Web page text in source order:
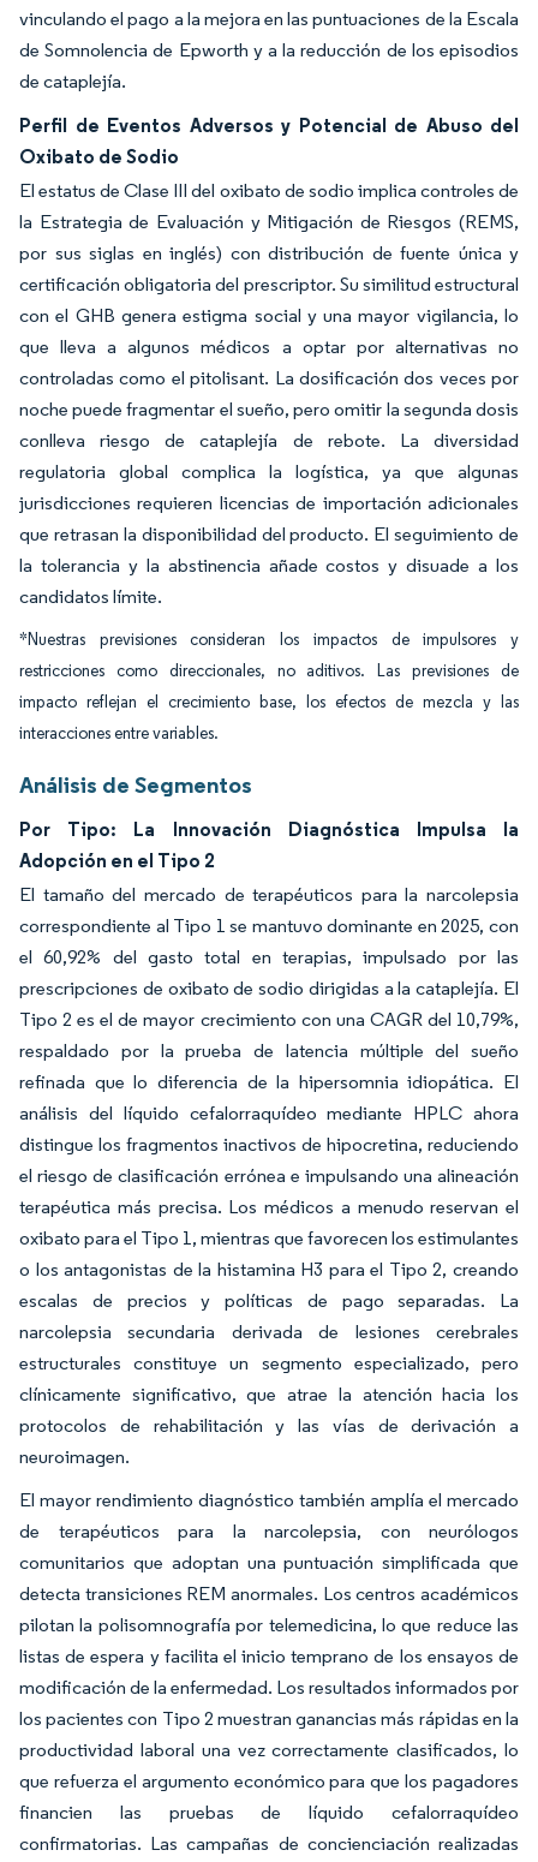
vinculando el pago a la mejora en las puntuaciones de la Escala
de Somnolencia de Epworth y a la reducción de los episodios
de cataplejía.
Perfil de Eventos Adversos y Potencial de Abuso del
Oxibato de Sodio
El estatus de Clase III del oxibato de sodio implica controles de
la Estrategia de Evaluación y Mitigación de Riesgos (REMS,
por sus siglas en inglés) con distribución de fuente única y
certificación obligatoria del prescriptor. Su similitud estructural
con el GHB genera estigma social y una mayor vigilancia, lo
que lleva a algunos médicos a optar por alternativas no
controladas como el pitolisant. La dosificación dos veces por
noche puede fragmentar el sueño, pero omitir la segunda dosis
conlleva riesgo de cataplejía de rebote. La diversidad
regulatoria global complica la logística, ya que algunas
jurisdicciones requieren licencias de importación adicionales
que retrasan la disponibilidad del producto. El seguimiento de
la tolerancia y la abstinencia añade costos y disuade a los
candidatos límite.
*Nuestras previsiones consideran los impactos de impulsores y
restricciones como direccionales, no aditivos. Las previsiones de
impacto reflejan el crecimiento base, los efectos de mezcla y las
interacciones entre variables.
Análisis de Segmentos
Por Tipo: La Innovación Diagnóstica Impulsa la
Adopción en el Tipo 2
El tamaño del mercado de terapéuticos para la narcolepsia
correspondiente al Tipo 1 se mantuvo dominante en 2025, con
el 60,92% del gasto total en terapias, impulsado por las
prescripciones de oxibato de sodio dirigidas a la cataplejía. El
Tipo 2 es el de mayor crecimiento con una CAGR del 10,79%,
respaldado por la prueba de latencia múltiple del sueño
refinada que lo diferencia de la hipersomnia idiopática. El
análisis del líquido cefalorraquídeo mediante HPLC ahora
distingue los fragmentos inactivos de hipocretina, reduciendo
el riesgo de clasificación errónea e impulsando una alineación
terapéutica más precisa. Los médicos a menudo reservan el
oxibato para el Tipo 1, mientras que favorecen los estimulantes
o los antagonistas de la histamina H3 para el Tipo 2, creando
escalas de precios y políticas de pago separadas. La
narcolepsia secundaria derivada de lesiones cerebrales
estructurales constituye un segmento especializado, pero
clínicamente significativo, que atrae la atención hacia los
protocolos de rehabilitación y las vías de derivación a
neuroimagen.
El mayor rendimiento diagnóstico también amplía el mercado
de terapéuticos para la narcolepsia, con neurólogos
comunitarios que adoptan una puntuación simplificada que
detecta transiciones REM anormales. Los centros académicos
pilotan la polisomnografía por telemedicina, lo que reduce las
listas de espera y facilita el inicio temprano de los ensayos de
modificación de la enfermedad. Los resultados informados por
los pacientes con Tipo 2 muestran ganancias más rápidas en la
productividad laboral una vez correctamente clasificados, lo
que refuerza el argumento económico para que los pagadores
financien las pruebas de líquido cefalorraquídeo
confirmatorias. Las campañas de concienciación realizadas